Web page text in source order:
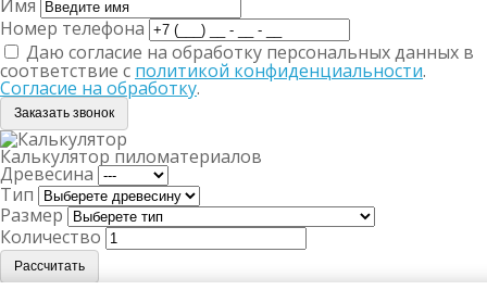
Имя
Номер телефона
Даю согласие на обработку персональных данных в
соответствие с политикой конфиденциальности.
Согласие на обработку.
Заказать звонок
Калькулятор пиломатериалов
Древесина
Тип
Размер
Количество
Рассчитать